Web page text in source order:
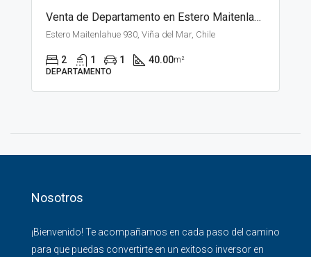
Venta de Departamento en Estero Maitenlahue, Santiago
Estero Maitenlahue 930, Viña del Mar, Chile
2 1 1 40.00m²
DEPARTAMENTO
Nosotros
¡Bienvenido! Te acompañamos en cada paso del camino
para que puedas convertirte en un exitoso inversor en